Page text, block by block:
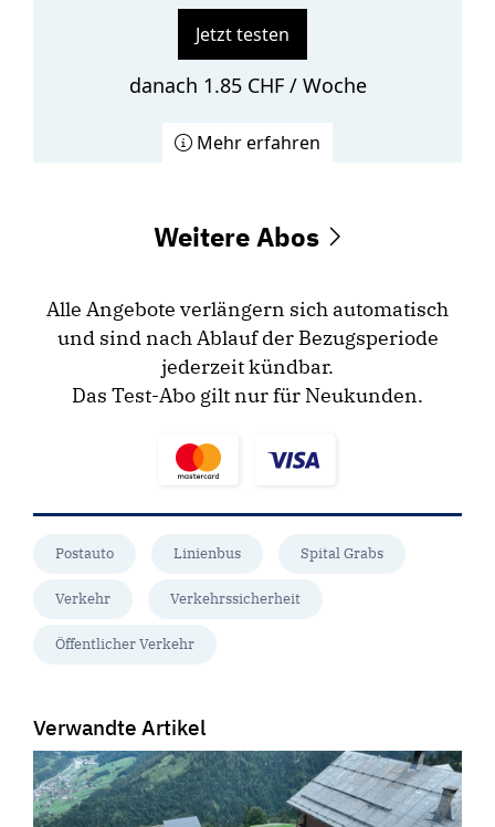
Jetzt testen
danach 1.85 CHF / Woche
Mehr erfahren
Weitere Abos
Alle Angebote verlängern sich automatisch
und sind nach Ablauf der Bezugsperiode
jederzeit kündbar.
Das Test-Abo gilt nur für Neukunden.
Postauto Linienbus Spital Grabs
Verkehr Verkehrssicherheit
Öffentlicher Verkehr
Verwandte Artikel